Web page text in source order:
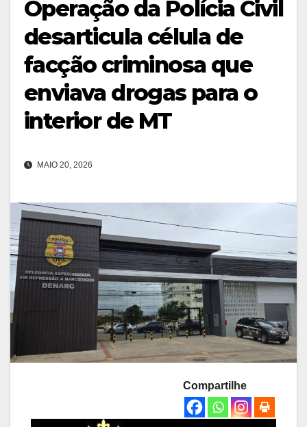
Operação da Polícia Civil
desarticula célula de
facção criminosa que
enviava drogas para o
interior de MT
MAIO 20, 2026
Compartilhe